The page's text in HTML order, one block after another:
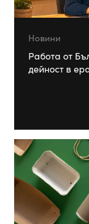
Новини
Работа от
дейност в